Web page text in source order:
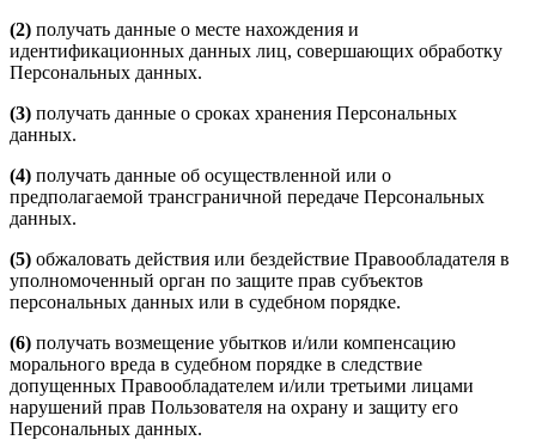
(2) получать данные о месте нахождения и
идентификационных данных лиц, совершающих обработку
Персональных данных.
(3) получать данные о сроках хранения Персональных
данных.
(4) получать данные об осуществленной или о
предполагаемой трансграничной передаче Персональных
данных.
(5) обжаловать действия или бездействие Правообладателя в
уполномоченный орган по защите прав субъектов
персональных данных или в судебном порядке.
(6) получать возмещение убытков и/или компенсацию
морального вреда в судебном порядке в следствие
допущенных Правообладателем и/или третьими лицами
нарушений прав Пользователя на охрану и защиту его
Персональных данных.